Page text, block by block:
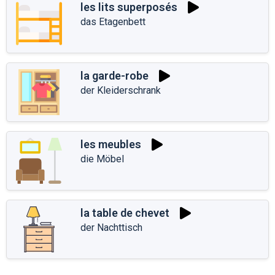
les lits superposés
das Etagenbett
la garde-robe
der Kleiderschrank
les meubles
die Möbel
la table de chevet
der Nachttisch